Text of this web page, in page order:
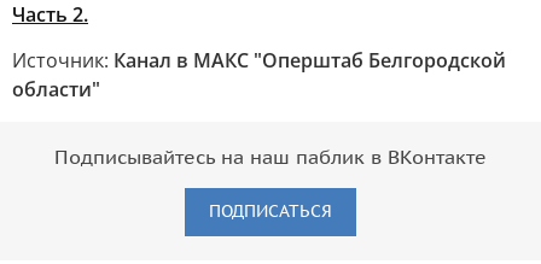
Часть 2.
Источник: Канал в МАКС "Оперштаб Белгородской
области"
Подписывайтесь на наш паблик в ВКонтакте
ПОДПИСАТЬСЯ